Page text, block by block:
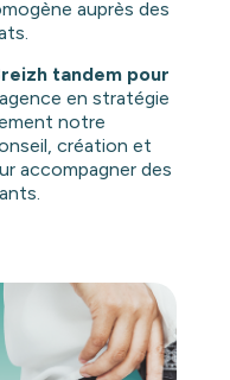
auprès des
tandem pour
en stratégie
notre
création et
accompagner des